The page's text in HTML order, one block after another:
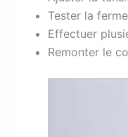
Tester la
Effectuer
Remonter le